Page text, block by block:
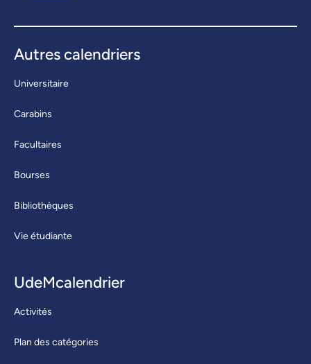
Autres calendriers
Universitaire
Carabins
Facultaires
Bourses
Bibliothèques
Vie étudiante
UdeMcalendrier
Activités
Plan des catégories